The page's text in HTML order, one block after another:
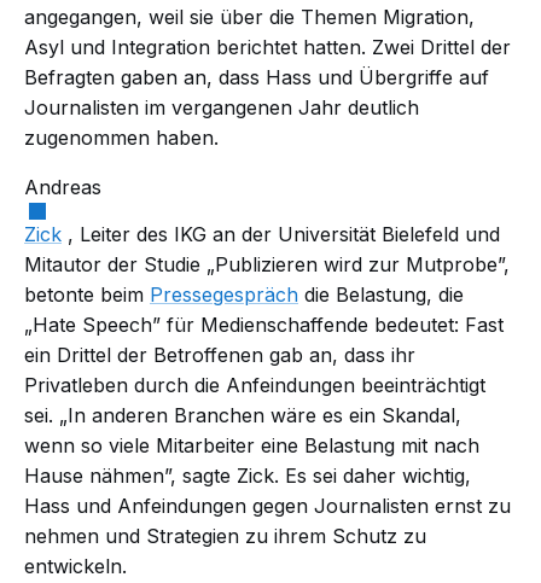
angegangen, weil sie über die Themen Migration,
Asyl und Integration berichtet hatten. Zwei Drittel der
Befragten gaben an, dass Hass und Übergriffe auf
Journalisten im vergangenen Jahr deutlich
zugenommen haben.
Andreas
Zick , Leiter des IKG an der Universität Bielefeld und
Mitautor der Studie „Publizieren wird zur Mutprobe”,
betonte beim Pressegespräch die Belastung, die
„Hate Speech” für Medienschaffende bedeutet: Fast
ein Drittel der Betroffenen gab an, dass ihr
Privatleben durch die Anfeindungen beeinträchtigt
sei. „In anderen Branchen wäre es ein Skandal,
wenn so viele Mitarbeiter eine Belastung mit nach
Hause nähmen”, sagte Zick. Es sei daher wichtig,
Hass und Anfeindungen gegen Journalisten ernst zu
nehmen und Strategien zu ihrem Schutz zu
entwickeln.